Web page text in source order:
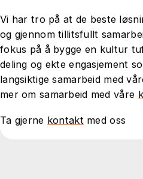
Vi har tro på at de beste
og gjennom tillitsfullt
fokus på å bygge en kultur
deling og ekte engasjement
langsiktige samarbeid med
mer omsamarbeid med våre
Ta gjerne kontakt med oss